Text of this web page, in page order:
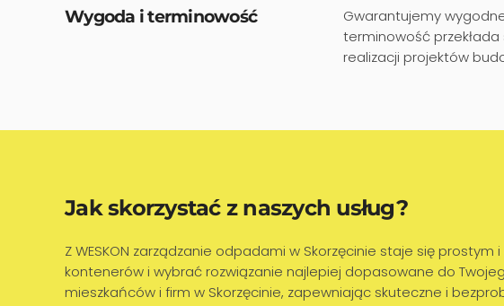
Wygoda i terminowość
Gwarantujemy
terminowość
realizacji projektów
Jak skorzystać z naszych usług?
Z WESKON zarządzanie odpadami w Skorzęcinie staje się
kontenerów i wybrać rozwiązanie najlepiej dopasowane do
mieszkańców i firm w Skorzęcinie, zapewniając skuteczne i